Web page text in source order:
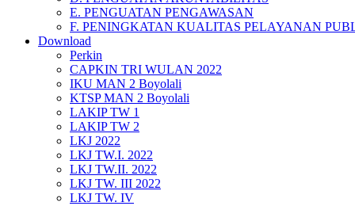
E. PENGUATAN PENGAWASAN
F. PENINGKATAN KUALITAS PELAYANAN
Download
Perkin
CAPKIN TRI WULAN 2022
IKU MAN 2 Boyolali
KTSP MAN 2 Boyolali
LAKIP TW 1
LAKIP TW 2
LKJ 2022
LKJ TW.I. 2022
LKJ TW.II. 2022
LKJ TW. III 2022
LKJ TW. IV